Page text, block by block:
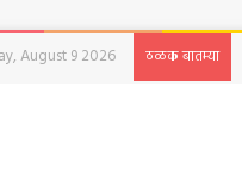
August 9 2026 ठळक बातम्या